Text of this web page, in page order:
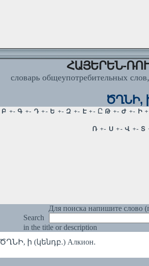
ՀԱՅԵՐԵՆ-
словарь общеупотребительных
ԾՂՆԻ,
Для поиска напишите слово
Search
in the title or description
ԾՂՆԻ, ի (կենդբ.) Алкион.